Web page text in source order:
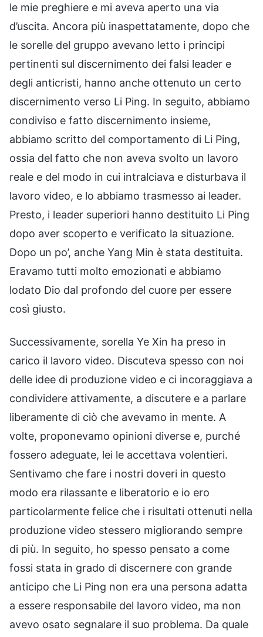
le mie preghiere e mi aveva aperto una via
d’uscita. Ancora più inaspettatamente, dopo che
le sorelle del gruppo avevano letto i principi
pertinenti sul discernimento dei falsi leader e
degli anticristi, hanno anche ottenuto un certo
discernimento verso Li Ping. In seguito, abbiamo
condiviso e fatto discernimento insieme,
abbiamo scritto del comportamento di Li Ping,
ossia del fatto che non aveva svolto un lavoro
reale e del modo in cui intralciava e disturbava il
lavoro video, e lo abbiamo trasmesso ai leader.
Presto, i leader superiori hanno destituito Li Ping
dopo aver scoperto e verificato la situazione.
Dopo un po’, anche Yang Min è stata destituita.
Eravamo tutti molto emozionati e abbiamo
lodato Dio dal profondo del cuore per essere
così giusto.
Successivamente, sorella Ye Xin ha preso in
carico il lavoro video. Discuteva spesso con noi
delle idee di produzione video e ci incoraggiava a
condividere attivamente, a discutere e a parlare
liberamente di ciò che avevamo in mente. A
volte, proponevamo opinioni diverse e, purché
fossero adeguate, lei le accettava volentieri.
Sentivamo che fare i nostri doveri in questo
modo era rilassante e liberatorio e io ero
particolarmente felice che i risultati ottenuti nella
produzione video stessero migliorando sempre
di più. In seguito, ho spesso pensato a come
fossi stata in grado di discernere con grande
anticipo che Li Ping non era una persona adatta
a essere responsabile del lavoro video, ma non
avevo osato segnalare il suo problema. Da quale